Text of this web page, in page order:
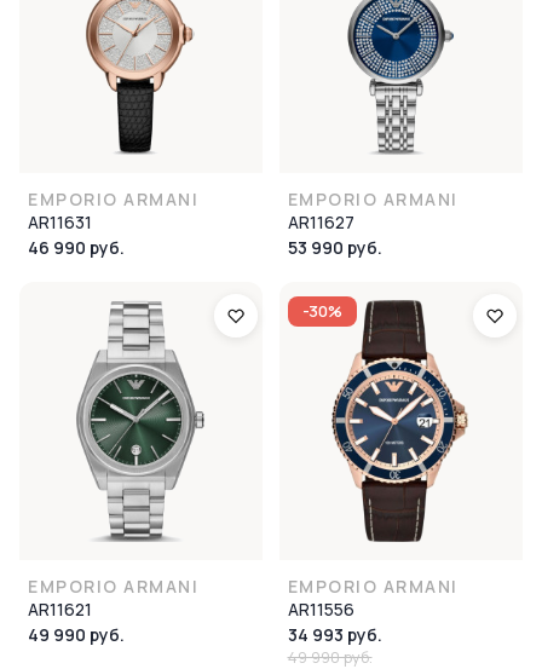
EMPORIO ARMANI
AR11631
46 990 руб.
EMPORIO ARMANI
AR11627
53 990 руб.
EMPORIO ARMANI
AR11621
49 990 руб.
-30%
EMPORIO ARMANI
AR11556
34 993 руб.
49 990 руб.